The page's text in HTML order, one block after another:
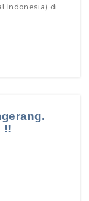
Indonesia) di
!!